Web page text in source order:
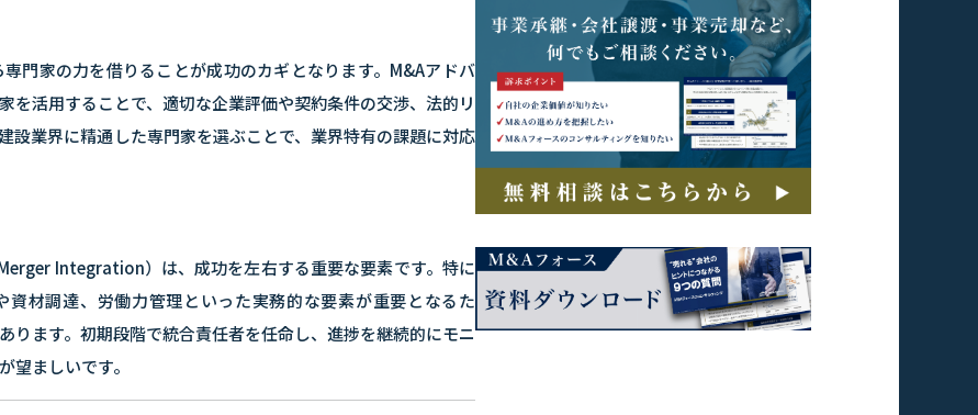
門家の力を借りることが成功のカギとなります。M&Aアドバ
を活用することで、適切な企業評価や契約条件の交渉、法的リ
設業界に精通した専門家を選ぶことで、業界特有の課題に対応
Integration）は、成功を左右する重要な要素です。特に
材調達、労働力管理といった実務的な要素が重要となるた
ります。初期段階で統合責任者を任命し、進捗を継続的にモニ
望ましいです。